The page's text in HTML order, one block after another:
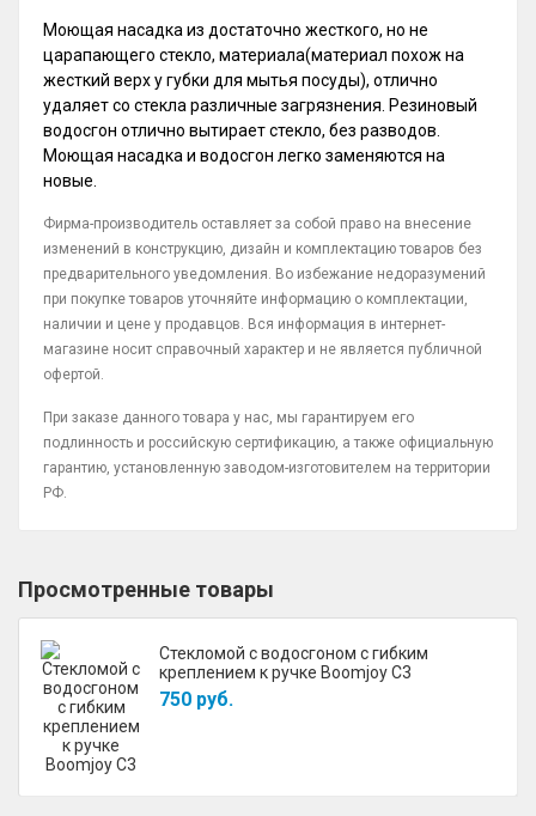
Моющая насадка из достаточно жесткого, но не
царапающего стекло, материала(материал похож на
жесткий верх у губки для мытья посуды), отлично
удаляет со стекла различные загрязнения. Резиновый
водосгон отлично вытирает стекло, без разводов.
Моющая насадка и водосгон легко заменяются на
новые.
Фирма-производитель оставляет за собой право на внесение
изменений в конструкцию, дизайн и комплектацию товаров без
предварительного уведомления. Во избежание недоразумений
при покупке товаров уточняйте информацию о комплектации,
наличии и цене у продавцов. Вся информация в интернет-
магазине носит справочный характер и не является публичной
офертой.
При заказе данного товара у нас, мы гарантируем его
подлинность и российскую сертификацию, а также официальную
гарантию, установленную заводом-изготовителем на территории
РФ.
Просмотренные товары
Стекломой с водосгоном с гибким
креплением к ручке Boomjoy C3
750 руб.